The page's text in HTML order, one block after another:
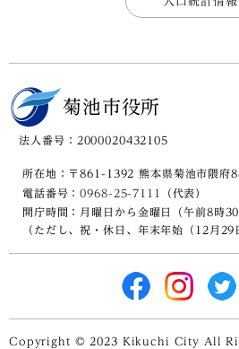
菊池市役所
法人番号：2000020432105
所在地：〒861-1392 熊本県菊池市隈府
電話番号：0968-25-7111
（代表）
開庁時間：月曜日から金曜日（午前8時
（ただし、祝・休日、年末年始（12月29
Copyright © 2023 Kikuchi City All